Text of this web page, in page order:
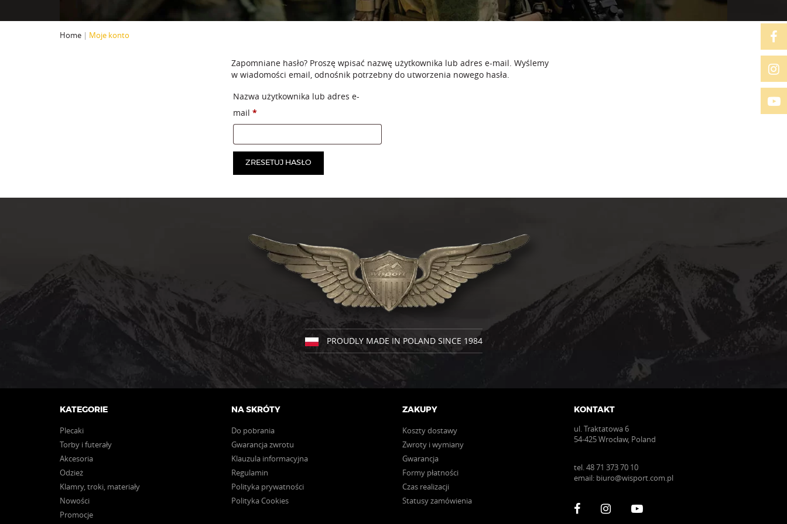
Home | Moje konto
Zapomniane hasło? Proszę wpisać nazwę użytkownika lub adres e-mail. Wyślemy
w wiadomości email, odnośnik potrzebny do utworzenia nowego hasła.
Nazwa użytkownika lub adres e-
mail *Wymagane
ZRESETUJ HASŁO
PROUDLY MADE IN POLAND SINCE 1984
KATEGORIE
Plecaki
Torby i futerały
Akcesoria
Odzież
Klamry, troki, materiały
Nowości
Promocje
NA SKRÓTY
Do pobrania
Gwarancja zwrotu
Klauzula informacyjna
Regulamin
Polityka prywatności
Polityka Cookies
ZAKUPY
Koszty dostawy
Zwroty i wymiany
Gwarancja
Formy płatności
Czas realizacji
Statusy zamówienia
KONTAKT
ul. Traktatowa 6
54-425 Wrocław, Poland
tel.48 71 373 70 10
email: biuro@wisport.com.pl